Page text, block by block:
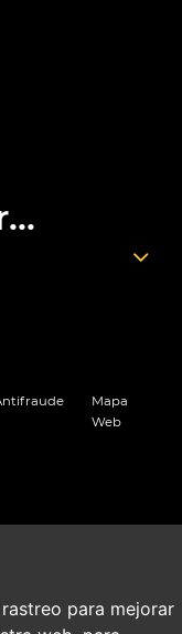
para mejorar
Mapa
Web